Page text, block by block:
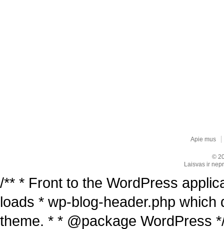
Apie mus
©
Laisvas ir
/** * Front to the WordPress
loads * wp-blog-header.php
theme. * * @package WordPress